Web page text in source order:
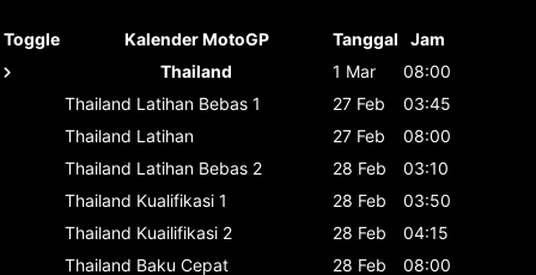
Toggle Kalender MotoGP Tanggal
Jam
Thailand
1 Mar
08:00
Thailand Latihan Bebas 1 27 Feb
03:45
Thailand Latihan 27 Feb
08:00
Thailand Latihan Bebas 2 28 Feb
03:10
Thailand Kualifikasi 1 28 Feb
03:50
Thailand Kuailifikasi 2 28 Feb
04:15
Thailand Baku Cepat 28 Feb
08:00